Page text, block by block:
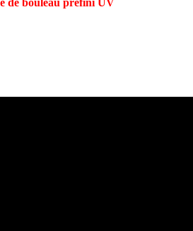
de bouleau préfini UV